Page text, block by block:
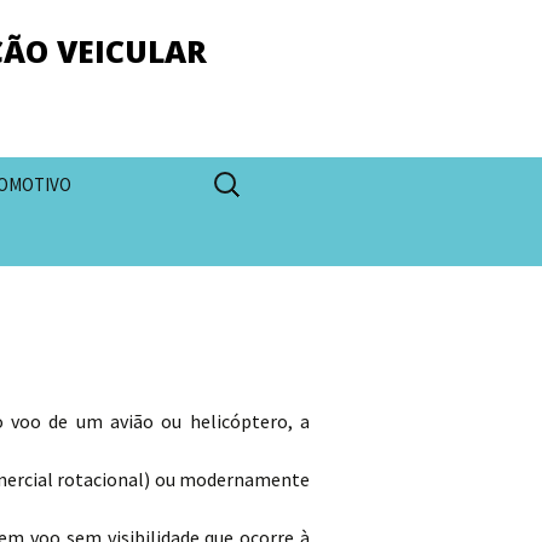
VEICULAR
Pesquisar
por:
voo de um avião ou helicóptero, a
rotacional) ou modernamente
voo sem visibilidade que ocorre à